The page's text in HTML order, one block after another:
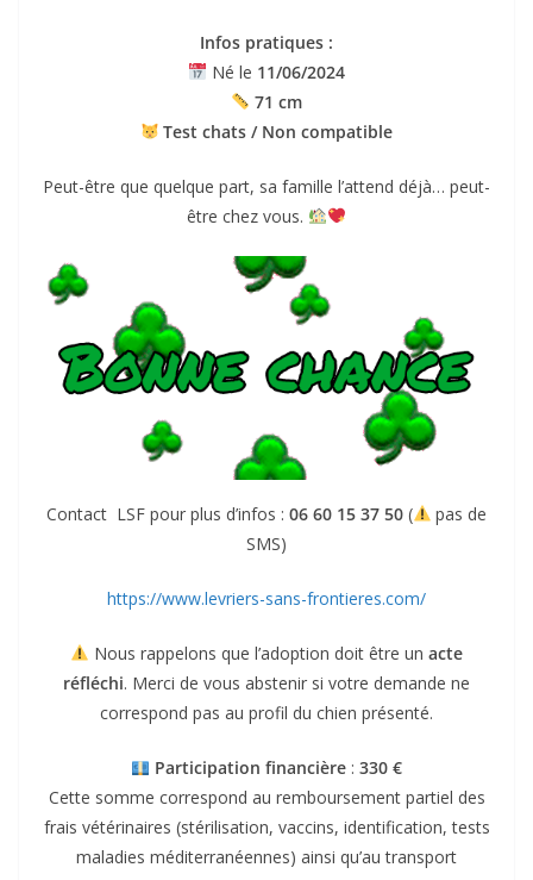
Infos pratiques :
Né le 11/06/2024
71 cm
Test chats / Non compatible
Peut-être que quelque part, sa famille l’attend déjà… peut-
être chez vous.
Contact LSF pour plus d’infos : 06 60 15 37 50(
pas de
SMS)
https://www.levriers-sans-frontieres.com/
Nous rappelons que l’adoption doit être un acte
réfléchi. Merci de vous abstenir si votre demande ne
correspond pas au profil du chien présenté.
Participation financière: 330 €
Cette somme correspond au remboursement partiel des
frais vétérinaires (stérilisation, vaccins, identification, tests
maladies méditerranéennes) ainsi qu’au transport